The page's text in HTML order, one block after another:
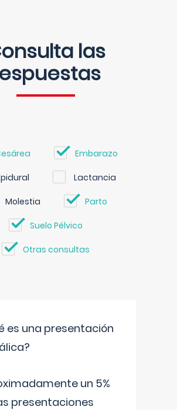
las
Embarazo
Lactancia
Molestia Parto
Suelo Pélvico
Otras consultas
es una presentación
un 5%
presentaciones